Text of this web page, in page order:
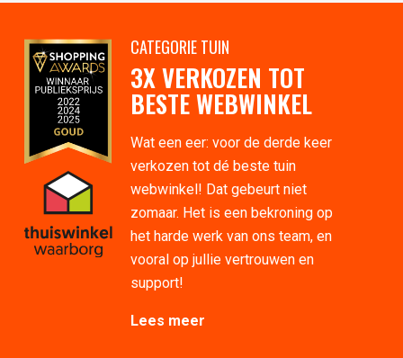
CATEGORIE TUIN
3X VERKOZEN TOT
BESTE WEBWINKEL
Wat een eer: voor de derde keer
verkozen tot dé beste tuin
webwinkel! Dat gebeurt niet
zomaar. Het is een bekroning op
het harde werk van ons team, en
vooral op jullie vertrouwen en
support!
Lees meer